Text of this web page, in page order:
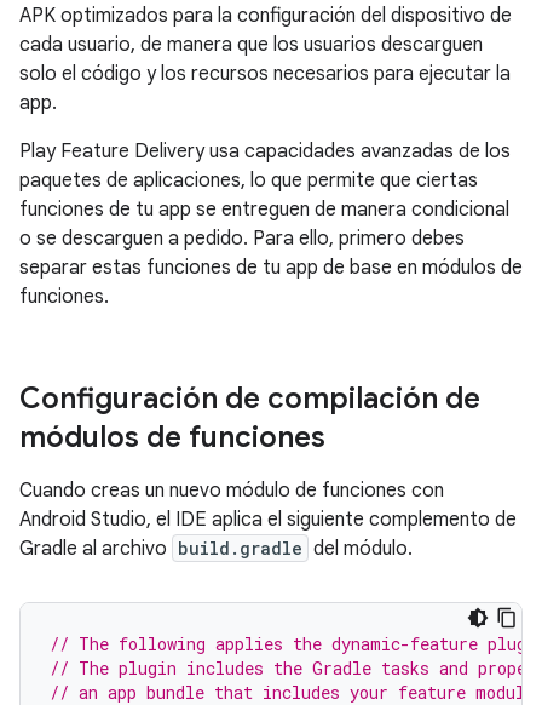
APK optimizados para la configuración del dispositivo de
cada usuario, de manera que los usuarios descarguen
solo el código y los recursos necesarios para ejecutar la
app.
Play Feature Delivery usa capacidades avanzadas de los
paquetes de aplicaciones, lo que permite que ciertas
funciones de tu app se entreguen de manera condicional
o se descarguen a pedido. Para ello, primero debes
separar estas funciones de tu app de base en módulos de
funciones.
Configuración de compilación de
módulos de funciones
Cuando creas un nuevo módulo de funciones con
Android Studio, el IDE aplica el siguiente complemento de
Gradle al archivo build.gradle del módulo.
// The following applies the dynamic-feature
// The plugin includes the Gradle tasks and
// an app bundle that includes your feature